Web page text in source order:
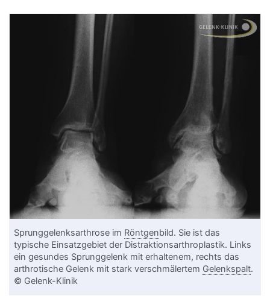
Sprunggelenksarthrose im Röntgenbild. Sie ist das
typische Einsatzgebiet der Distraktionsarthroplastik. Links
ein gesundes Sprunggelenk mit erhaltenem, rechts das
arthrotische Gelenk mit stark verschmälertem Gelenkspalt.
© Gelenk-Klinik